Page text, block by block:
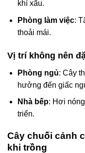
khí xấu.
Phòng làm việc:
thoải mái.
Vị trí không nên
Phòng ngủ: Cây
hưởng đến giấc
Nhà bếp: Hơi
triển.
Cây chuối cảnh
khi trồng